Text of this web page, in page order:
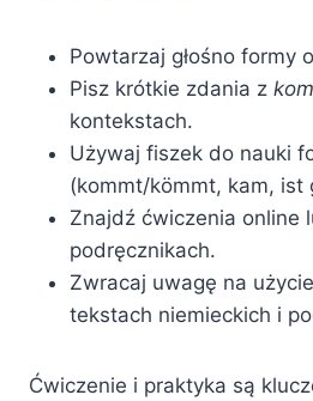
Powtarzaj głośno formy
Pisz krótkie zdania z
kontekstach.
Używaj fiszek do nauki
(kommt/kömmt, kam, ist
Znajdź ćwiczenia online
podręcznikach.
Zwracaj uwagę na użycie
tekstach niemieckich i
Ćwiczenie i praktyka są